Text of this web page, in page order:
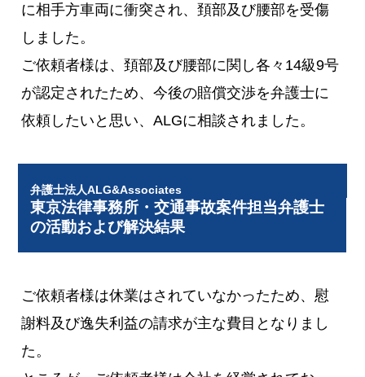
に相手方車両に衝突され、頚部及び腰部を受傷
しました。
ご依頼者様は、頚部及び腰部に関し各々14級9号
が認定されたため、今後の賠償交渉を弁護士に
依頼したいと思い、ALGに相談されました。
弁護士法人ALG&Associates
東京法律事務所・交通事故案件担当弁護士
の活動および解決結果
ご依頼者様は休業はされていなかったため、慰
謝料及び逸失利益の請求が主な費目となりまし
た。